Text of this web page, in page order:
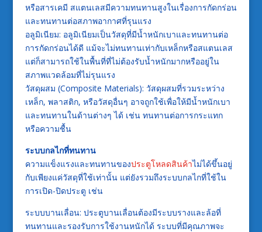
หรือสารเคมี สแตนเลสมีความทนทานสูงในเรื่องการกัดกร่อน
และทนทานต่อสภาพอากาศที่รุนแรง
อลูมิเนียม: อลูมิเนียมเป็นวัสดุที่มีน้ำหนักเบาและทนทานต่อ
การกัดกร่อนได้ดี แม้จะไม่ทนทานเท่ากับเหล็กหรือสแตนเลส
แต่ก็สามารถใช้ในพื้นที่ที่ไม่ต้องรับน้ำหนักมากหรืออยู่ใน
สภาพแวดล้อมที่ไม่รุนแรง
วัสดุผสม (Composite Materials): วัสดุผสมที่รวมระหว่าง
เหล็ก, พลาสติก, หรือวัสดุอื่นๆ อาจถูกใช้เพื่อให้มีน้ำหนักเบา
และทนทานในด้านต่างๆ ได้ เช่น ทนทานต่อการกระแทก
หรือความชื้น
ระบบกลไกที่ทนทาน
ความแข็งแรงและทนทานของประตูโหลดสินค้าไม่ได้ขึ้นอยู่
กับเพียงแค่วัสดุที่ใช้เท่านั้น แต่ยังรวมถึงระบบกลไกที่ใช้ใน
การเปิด-ปิดประตู เช่น
ระบบบานเลื่อน: ประตูบานเลื่อนต้องมีระบบรางและล้อที่
ทนทานและรองรับการใช้งานหนักได้ ระบบที่มีคุณภาพจะ